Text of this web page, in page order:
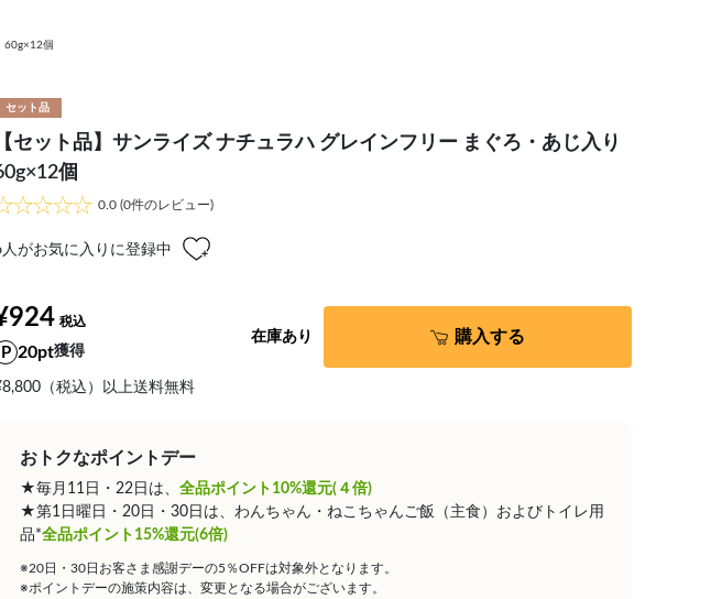
60g×12個
セット品
【セット品】サンライズ ナチュラハ グレインフリー まぐろ・あじ入り
個
0.0 (0件のレビュー)
人がお気に入りに登録中
20pt獲得
（税込）以上送料無料
在庫あり 購入する
おトクなポイントデー
★毎月11日・22日は、 全品ポイント10%還元(４倍)
★第1日曜日・20日・30日は、わんちゃん・ねこちゃんご飯（主食）およびトイレ用
品*全品ポイント15%還元(6倍)
※20日・30日お客さま感謝デーの5％OFFは対象外となります。
※ポイントデーの施策内容は、変更となる場合がございます。